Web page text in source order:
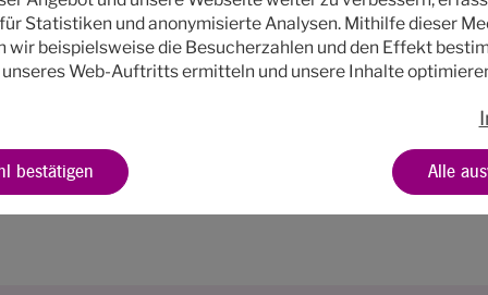
biblische Losung dienen, die Mitte Oktober 2021
wird.
Statistiken und anonymisierte Analysen. Mithilfe dieser
wir beispielsweise die Besucherzahlen und den Effekt
unseres Web-Auftritts ermitteln und unsere Inhalte
bestätigen Alle